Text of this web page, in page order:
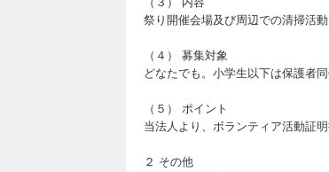
祭り開催会場及び周辺での清掃活
（４） 募集対象
どなたでも。小学生以下は保護者同
（５） ポイント
当法人より、ボランティア活動証明
２ その他